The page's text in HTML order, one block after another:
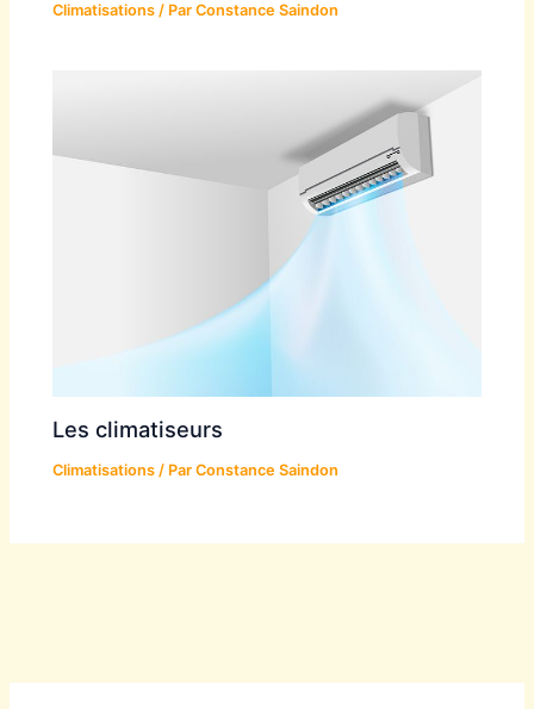
Climatisations / ParConstance Saindon
Les climatiseurs
Climatisations / ParConstance Saindon